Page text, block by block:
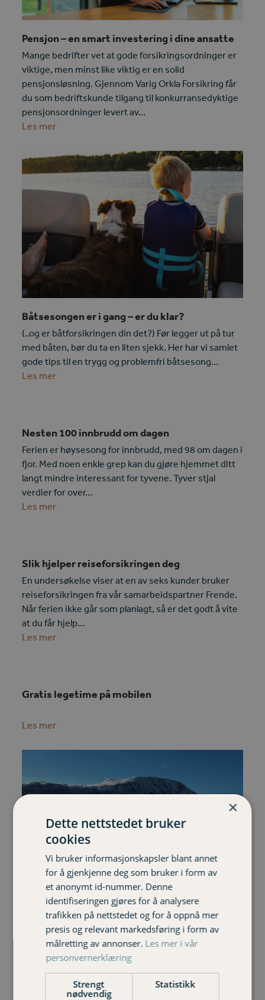
Pensjon – en smart investering i dine ansatte
Mange bedrifter vet at gode forsikringsordninger er
viktige, men minst like viktig er en solid
pensjonsløsning. Gjennom Varig Orkla Forsikring får
du som bedriftskunde tilgang til konkurransedyktige
pensjonsordninger levert av…
Les mer
Båtsesongen er i gang – er du klar?
(..og er båtforsikringen din det?) Før legger ut på tur
med båten, bør du ta en liten sjekk. Her har vi samlet
gode tips til en trygg og problemfri båtsesong…
Les mer
Nesten 100 innbrudd om dagen
Ferien er høysesong for innbrudd, med 98 om dagen i
fjor. Med noen enkle grep kan du gjøre hjemmet ditt
langt mindre interessant for tyvene. Tyver stjal
verdier for over…
Les mer
Slik hjelper reiseforsikringen deg
En undersøkelse viser at en av seks kunder bruker
reiseforsikringen fra vår samarbeidspartner Frende.
Når ferien ikke går som planlagt, så er det godt å vite
at du får hjelp…
Les mer
Gratis legetime på mobilen
Les mer
Klar for påskeferien? Dette bør du sjekke før
avreise
Enten du skal til fjells, på storbytur eller utenlands i
påsken – små uhell kan fort bli store utgifter. Før du
reiser, kan det være lurt å bruke noen minutter på å
sjekke at både reiseforsikring og hjem er i orden.
×
Dette nettstedet bruker
cookies
Vi bruker informasjonskapsler blant annet
for å gjenkjenne deg som bruker i form av
et anonymt id-nummer. Denne
identifiseringen gjøres for å analysere
trafikken på nettstedet og for å oppnå mer
presis og relevant markedsføring i form av
målretting av annonser. Les mer i vår
personvernerklæring
Strengt
nødvendig
Statistikk